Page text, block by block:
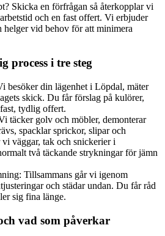
Skicka en förfrågan så återkopplar vi
och en fast offert. Vi erbjuder
helger vid behov för att minimera
process i tre steg
besöker din lägenhet i Löpdal, mäter
skick. Du får förslag på kulörer,
tydlig offert.
täcker golv och möbler, demonterar
spacklar sprickor, slipar och
väggar, tak och snickerier i
två täckande strykningar för jämn
Tillsammans går vi igenom
och städar undan. Du får råd
sig fina länge.
vad som påverkar